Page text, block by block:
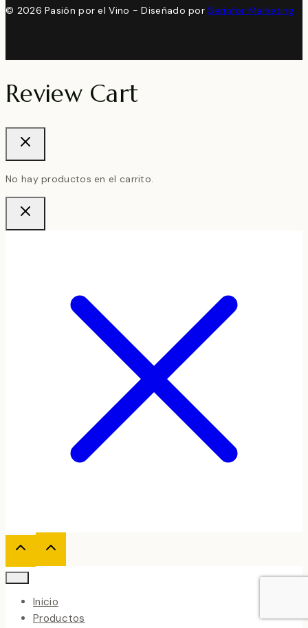
© 2026 Pasión por el Vino - Diseñado porSerinfor Marketing
Review Cart
No hay productos en el carrito.
Inicio
Productos